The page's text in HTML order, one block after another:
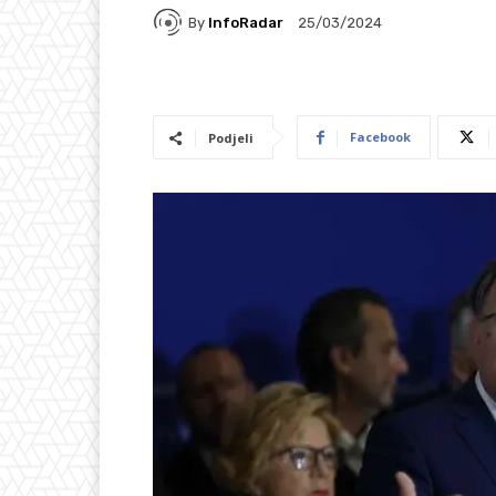
By InfoRadar 25/03/2024
Podjeli Facebook